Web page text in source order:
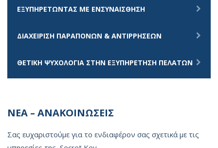
ΕΞΥΠΗΡΕΤΩΝΤΑΣ ΜΕ ΕΝΣΥΝΑΙΣΘΗΣΗ
ΔΙΑΧΕΙΡΙΣΗ ΠΑΡΑΠΟΝΩΝ & ΑΝΤΙΡΡΗΣΕΩΝ
ΘΕΤΙΚΗ ΨΥΧΟΛΟΓΙΑ ΣΤΗΝ ΕΞΥΠΗΡΕΤΗΣΗ ΠΕΛΑΤΩΝ
ΝΕΑ – ΑΝΑΚΟΙΝΩΣΕΙΣ
Σας ευχαριστούμε για το ενδιαφέρον σας σχετικά με τις